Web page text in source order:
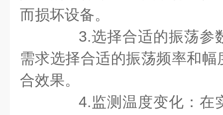
而损坏设备。
3.选择合适的振荡参
需求选择合适的振荡频率和
合效果。
4.监测温度变化：在